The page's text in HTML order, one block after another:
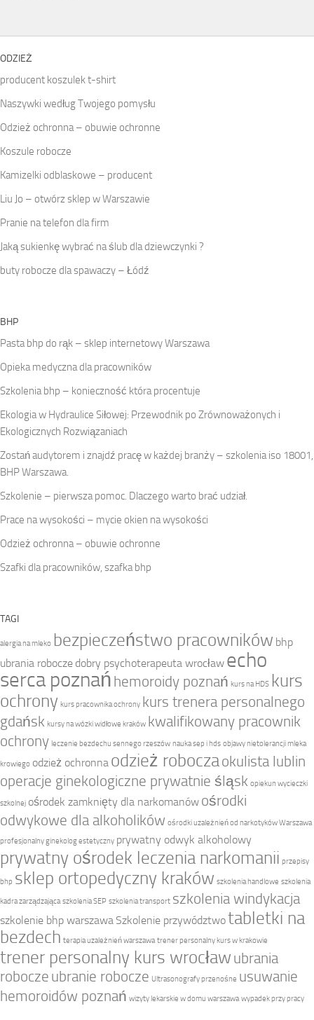
ODZIEŻ
producent koszulek t-shirt
Naszywki według Twojego pomysłu
Odzież ochronna – obuwie ochronne
Koszule robocze
Kamizelki odblaskowe – producent
Liu Jo – otwórz sklep w Warszawie
Pranie na telefon dla firm
Jaką sukienkę wybrać na ślub dla dziewczynki ?
buty robocze dla spawaczy – Łódź
BHP
Pasta bhp do rąk – sklep internetowy Warszawa
Opieka medyczna dla pracowników
Szkolenia bhp – konieczność która procentuje
Ekologia w Hydraulice Siłowej: Przewodnik po Zrównoważonych i
Ekologicznych Rozwiązaniach
Zostań audytorem i znajdź pracę w każdej branży – szkolenia iso 18001,
BHP Warszawa.
Szkolenie – pierwsza pomoc. Dlaczego warto brać udział.
Prace na wysokości – mycie okien na wysokości
Odzież ochronna – obuwie ochronne
Szafki dla pracowników, szafka bhp
TAGI
alergia na mleko bezpieczeństwo pracowników bhp
ubrania robocze dobry psychoterapeuta wrocław echo
serca poznań hemoroidy poznań kurs na HDS kurs
ochrony kurs pracownika ochrony kurs trenera personalnego
gdańsk kursy na wózki widłowe kraków kwalifikowany pracownik
ochrony leczenie bezdechu sennego rzeszów nauka sep i hds objawy nietolerancji mleka
krowiego odzież ochronna odzież roboczaokulista lublin
operacje ginekologiczne prywatnie śląsk opiekun wycieczki
szkolnej ośrodek zamknięty dla narkomanów ośrodki
odwykowe dla alkoholików ośrodki uzależnień od narkotyków Warszawa
profesjonalny ginekolog estetyczny prywatny odwyk alkoholowy
prywatny ośrodek leczenia narkomanii przepisy
bhp sklep ortopedyczny kraków szkolenia handlowe szkolenia
kadra zarządzająca szkolenia SEP szkolenia transport szkolenia windykacja
szkolenie bhp warszawa Szkolenie przywództwotabletki na
bezdech terapia uzależnień warszawa trener personalny kurs w krakowie
trener personalny kurs wrocław ubrania
robocze ubranie robocze Ultrasonografy przenośne usuwanie
hemoroidów poznań wizyty lekarskie w domu warszawa wypadek przy pracy